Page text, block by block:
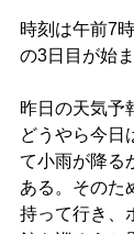
時刻は午前7
の3日目が始ま
昨日の天気予
どうやら今日
て小雨が降る
ある。そのた
持って行き、